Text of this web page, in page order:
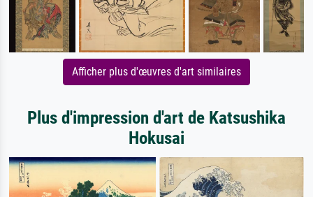
Afficher plus d'œuvres d'art similaires
Plus d'impression d'art de Katsushika
Hokusai